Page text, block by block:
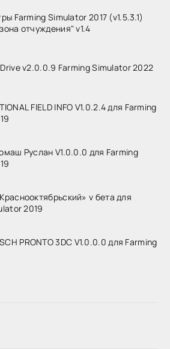
Farming Simulator 2017 (v1.5.3.1)
отчуждения" v1.4
v2.0.0.9 Farming Simulator 2022
FIELD INFO V1.0.2.4 для Farming
Руслан V1.0.0.0 для Farming
v бета для
2019
PRONTO 3DC V1.0.0.0 для Farming